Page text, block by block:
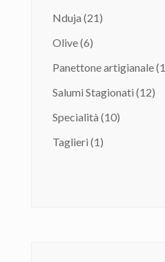
Nduja 2121
Olive 66
prodotti
Panettone artigianale 1
Salumi Stagionati 1212
Specialità 1010
Taglieri 11